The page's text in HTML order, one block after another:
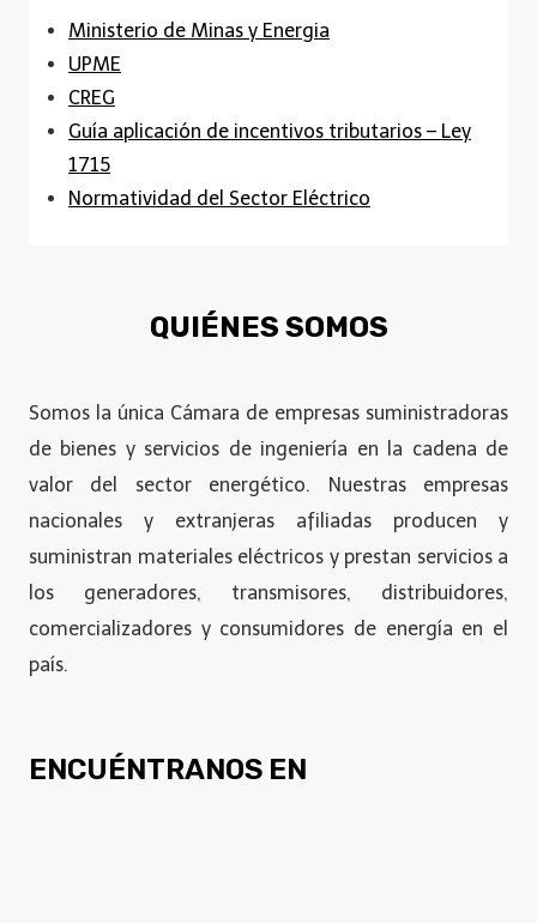
Ministerio de Minas y Energia
UPME
CREG
Guía aplicación de incentivos tributarios – Ley
1715
Normatividad del Sector Eléctrico
QUIÉNES SOMOS
Somos la única Cámara de empresas suministradoras
de bienes y servicios de ingeniería en la cadena de
valor del sector energético. Nuestras empresas
nacionales y extranjeras afiliadas producen y
suministran materiales eléctricos y prestan servicios a
los generadores, transmisores, distribuidores,
comercializadores y consumidores de energía en el
país.
ENCUÉNTRANOS EN